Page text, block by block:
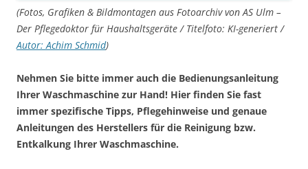
(Fotos, Grafiken & Bildmontagen aus Fotoarchiv von AS Ulm –
Der Pflegedoktor für Haushaltsgeräte / Titelfoto: KI-generiert /
Autor: Achim Schmid)
Nehmen Sie bitte immer auch die Bedienungsanleitung
Ihrer Waschmaschine zur Hand! Hier finden Sie fast
immer spezifische Tipps, Pflegehinweise und genaue
Anleitungen des Herstellers für die Reinigung bzw.
Entkalkung Ihrer Waschmaschine.